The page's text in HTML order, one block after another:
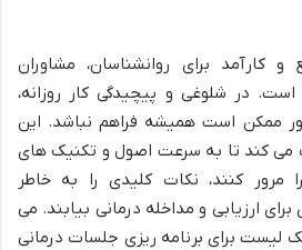
کارآمد برای روانشناسان، مشاوران
است. در شلوغی و پیچیدگی کار روزانه،
ممکن است همیشه فراهم نباشد. این
کند تا به سرعت اصول و تکنیک های
مرور کنند، نکات کلیدی را به خاطر
برای ارزیابی و مداخله درمانی بیابند. می
لیست برای برنامه ریزی جلسات درمانی